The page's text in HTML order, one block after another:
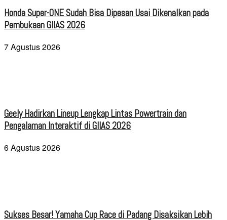
Honda Super-ONE Sudah Bisa Dipesan Usai Dikenalkan pada
Pembukaan GIIAS 2026
7 Agustus 2026
Geely Hadirkan Lineup Lengkap Lintas Powertrain dan
Pengalaman Interaktif di GIIAS 2026
6 Agustus 2026
Sukses Besar! Yamaha Cup Race di Padang Disaksikan Lebih